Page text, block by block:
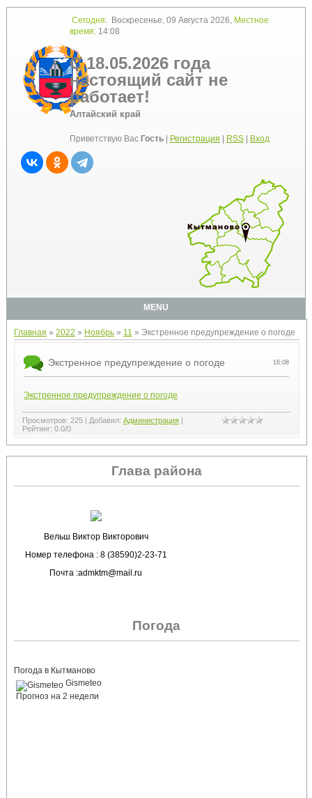
Сегодня:Воскресенье, 09 Августа 2026, Местное
время:14:08
С 18.05.2026 года
настоящий сайт не
работает!
Алтайский край
Приветствую Вас Гость| Регистрация RSS| Вход
MENU
Главная » 2022 » Ноябрь » 11 » Экстренное предупреждение о погоде
16:08
Экстренное предупреждение о погоде
Экстренное предупреждение о погоде
Просмотров: 225| Добавил: Администрация |
Рейтинг: 0.0/0
Глава района
Вельш Виктор Викторович
Номер телефона : 8 (38590)2-23-71
Почта :admktm@mail.ru
Погода
Погода в Кытманово
Gismeteo
Прогноз на 2 недели